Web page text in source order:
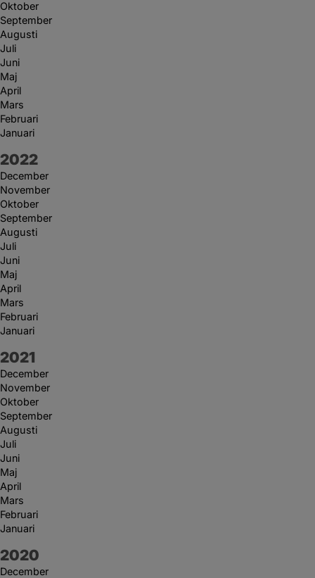
Oktober
September
Augusti
Juli
Juni
Maj
April
Mars
Februari
Januari
År:
2022
December
November
Oktober
September
Augusti
Juli
Juni
Maj
April
Mars
Februari
Januari
År:
2021
December
November
Oktober
September
Augusti
Juli
Juni
Maj
April
Mars
Februari
Januari
År:
2020
December